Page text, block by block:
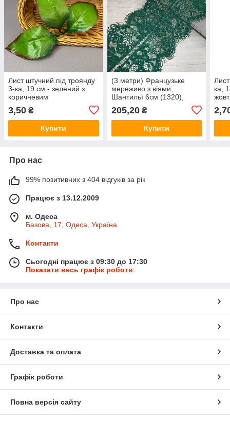
Лист штучний під троянду
3-ка, 19 см - зелений з
коричневим
3,50 ₴
Купити
(3 метри) Французьке
мереживо з віями,
Шантильї 6см (1320),
205,20₴
Купити
ка,
Про нас
99% позитивних з 404 відгуків за рік
Працює з 13.12.2009
м. Одеса
Базова, 17, Одеса, Україна
Контакти
Сьогодні працює з 09:30 до 17:30
Показати весь графік роботи
Про нас
Контакти
Доставка та оплата
Графік роботи
Повна версія сайту